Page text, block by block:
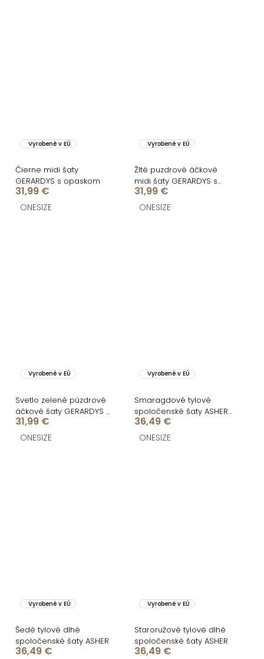
Vyrobené v EÚ
Čierne midi šaty
GERARDYS s opaskom
31,99 €
ONESIZE
Vyrobené v EÚ
Žlté puzdrové áčkové
midi šaty GERARDYS s
opaskom
31,99 €
ONESIZE
Vyrobené v EÚ
Svetlo zelené púzdrové
áčkové šaty GERARDYS s
opaskom
31,99 €
ONESIZE
Vyrobené v EÚ
Smaragdové tylové
spoločenské šaty ASHER
s dlhým rukávom
36,49 €
ONESIZE
Vyrobené v EÚ
Šedé tylové dlhé
spoločenské šaty ASHER
36,49 €
Vyrobené v EÚ
Staroružové tylové dlhé
spoločenské šaty ASHER
36,49 €